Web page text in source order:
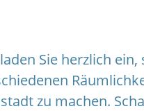
Sie herzlich
zu machen.